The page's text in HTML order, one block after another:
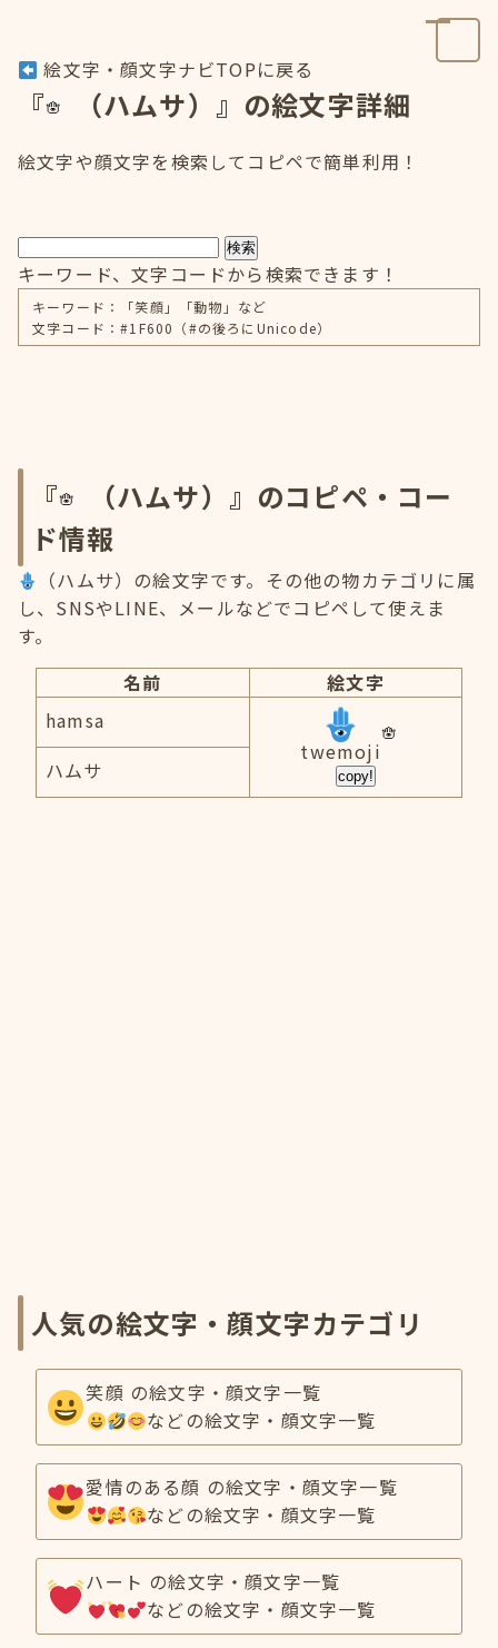
絵文字・顔文字ナビTOPに戻る
『 （ハムサ）』の絵文字詳細
絵文字や顔文字を検索してコピペで簡単利用！
検索
キーワード、文字コードから検索できます！
キーワード：「笑顔」「動物」など
文字コード：#1F600（#の後ろにUnicode）
『
（ハムサ）』のコピペ・コー
ド情報
（ハムサ）の絵文字です。その他の物カテゴリに属
し、SNSやLINE、メールなどでコピペして使えま
す。
名前
絵文字
hamsa
twemoji
copy!
ハムサ
人気の絵文字・顔文字カテゴリ
笑顔 の絵文字・顔文字一覧
などの絵文字・顔文字一覧
愛情のある顔 の絵文字・顔文字一覧
などの絵文字・顔文字一覧
ハート の絵文字・顔文字一覧
などの絵文字・顔文字一覧